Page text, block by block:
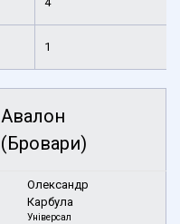
1
Авалон
(Бровари)
Олександр
Карбула
Універсал